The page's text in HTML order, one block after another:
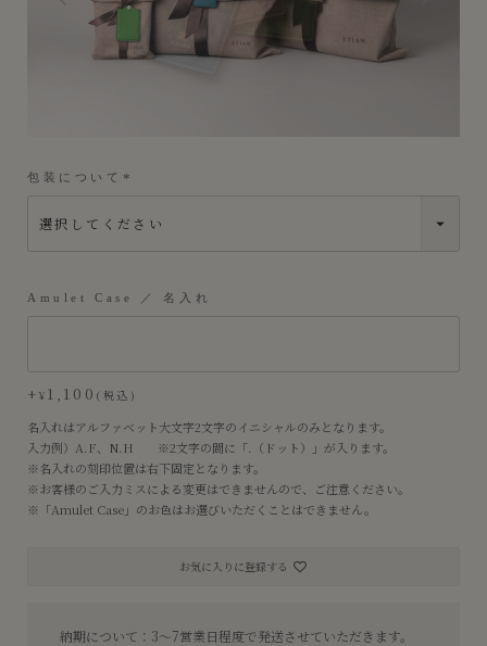
包装について
(
須
Amulet Case ／ 名入れ
+ ¥ 1,100 税込
名入れはアルファベット大文字2文字のイニシャルのみとなります。
入力例）A.F、N.H ※2文字の間に「.（ドット）」が入ります。
※名入れの刻印位置は右下固定となります。
※お客様のご入力ミスによる変更はできませんので、ご注意ください。
※「Amulet Case」のお色はお選びいただくことはできません。
納期について：3〜7営業日程度で発送させていただきます。
お気に入りに登録する